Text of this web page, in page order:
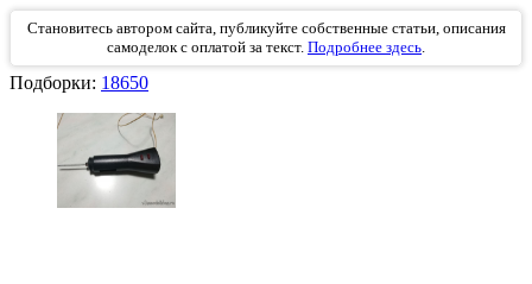
Становитесь автором сайта, публикуйте собственные статьи, описания
самоделок с оплатой за текст. Подробнее здесь.
Подборки: 18650